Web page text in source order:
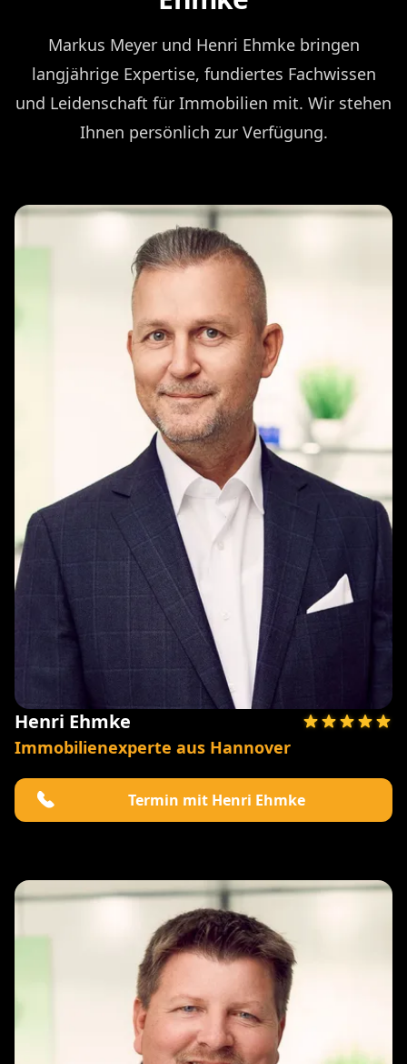
Markus Meyer und Henri Ehmke bringen
langjährige Expertise, fundiertes Fachwissen
und Leidenschaft für Immobilien mit. Wir stehen
Ihnen persönlich zur Verfügung.
Henri Ehmke
Immobilienexperte aus Hannover
Termin mit Henri Ehmke